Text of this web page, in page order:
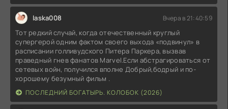
laska008 Вчера в 21:40:59
Тот редкий случай, когда отечественный круглый
супергерой одним фактом своего выхода «подвинул» в
расписании голливудского Питера Паркера, вызвав
праведный гнев фанатов Marvel.Если абстрагироваться от
сетевых войн, получился вполне Добрый,бодрый и по-
хорошему безумный фильм .
ПОСЛЕДНИЙ БОГАТЫРЬ. КОЛОБОК (2026)